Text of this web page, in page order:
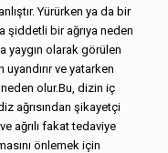
Yürürken ya da bir
şiddetli bir ağrıya neden
yaygın olarak görülen
ve yatarken
olur.Bu, dizin iç
ağrısından şikayetçi
ağrılı fakat tedaviye
önlemek için